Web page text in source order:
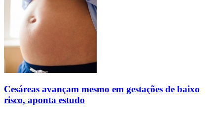
Cesáreas avançam mesmo em gestações de baixo
risco, aponta estudo